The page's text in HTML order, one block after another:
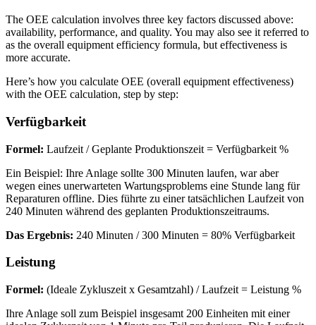
Erfahrung für Außendiensttechniker
Flottenwartung
The OEE calculation involves three key factors discussed above:
availability, performance, and quality. You may also see it referred to
as the overall equipment efficiency formula, but effectiveness is
more accurate.
Here’s how you calculate OEE (overall equipment effectiveness)
with the OEE calculation, step by step:
Verfügbarkeit
Formel: Laufzeit / Geplante Produktionszeit = Verfügbarkeit %
Ein Beispiel: Ihre Anlage sollte 300 Minuten laufen, war aber
wegen eines unerwarteten Wartungsproblems eine Stunde lang für
Reparaturen offline. Dies führte zu einer tatsächlichen Laufzeit von
240 Minuten während des geplanten Produktionszeitraums.
Das Ergebnis: 240 Minuten / 300 Minuten = 80% Verfügbarkeit
Leistung
Formel: (Ideale Zykluszeit x Gesamtzahl) / Laufzeit = Leistung %
Ihre Anlage soll zum Beispiel insgesamt 200 Einheiten mit einer